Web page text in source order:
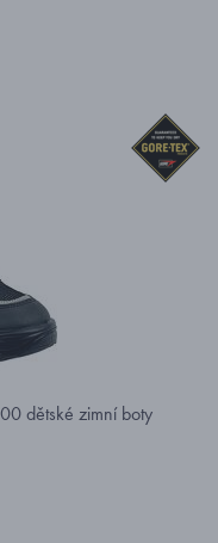
dětské zimní boty